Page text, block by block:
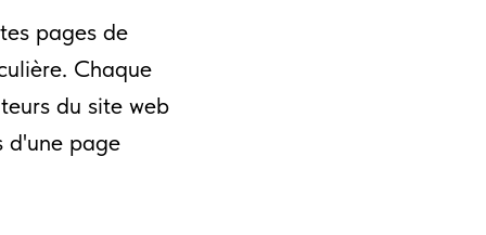
pages de
Chaque
du site web
d'une page